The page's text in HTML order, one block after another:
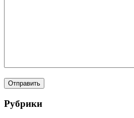
Рубрики